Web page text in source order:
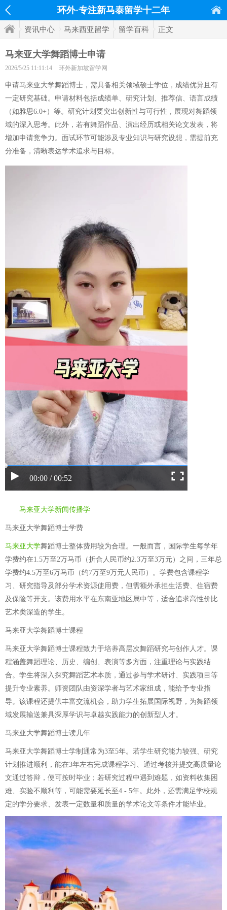
环外·专注新马泰留学十二年
资讯中心 马来西亚留学 留学百科 正文
马来亚大学舞蹈博士申请
2026/5/25 11:11:14 环外新加坡留学网
申请马来亚大学舞蹈博士，需具备相关领域硕士学位，成绩优异且有
一定研究基础。申请材料包括成绩单、研究计划、推荐信、语言成绩
（如雅思6.0+）等。研究计划要突出创新性与可行性，展现对舞蹈领
域的深入思考。此外，若有舞蹈作品、演出经历或相关论文发表，将
增加申请竞争力。面试环节可能涉及专业知识与研究设想，需提前充
分准备，清晰表达学术追求与目标。
00:00 / 00:52
马来亚大学新闻传播学
马来亚大学舞蹈博士学费
马来亚大学舞蹈博士整体费用较为合理。一般而言，国际学生每学年
学费约在1.5万至2万马币（折合人民币约2.3万至3万元）之间，三年总
学费约4.5万至6万马币（约7万至9万元人民币）。学费包含课程学
习、研究指导及部分学术资源使用费，但需额外承担生活费、住宿费
及保险等开支。该费用水平在东南亚地区属中等，适合追求高性价比
艺术类深造的学生。
马来亚大学舞蹈博士课程
马来亚大学舞蹈博士课程致力于培养高层次舞蹈研究与创作人才。课
程涵盖舞蹈理论、历史、编创、表演等多方面，注重理论与实践结
合。学生将深入探究舞蹈艺术本质，通过参与学术研讨、实践项目等
提升专业素养。师资团队由资深学者与艺术家组成，能给予专业指
导。该课程还提供丰富交流机会，助力学生拓展国际视野，为舞蹈领
域发展输送兼具深厚学识与卓越实践能力的创新型人才。
马来亚大学舞蹈博士读几年
马来亚大学舞蹈博士学制通常为3至5年。若学生研究能力较强、研究
计划推进顺利，能在3年左右完成课程学习、通过考核并提交高质量论
文通过答辩，便可按时毕业；若研究过程中遇到难题，如资料收集困
难、实验不顺利等，可能需要延长至4 - 5年。此外，还需满足学校规
定的学分要求、发表一定数量和质量的学术论文等条件才能毕业。